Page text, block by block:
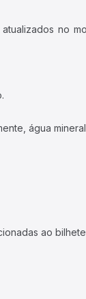
no
água
ao